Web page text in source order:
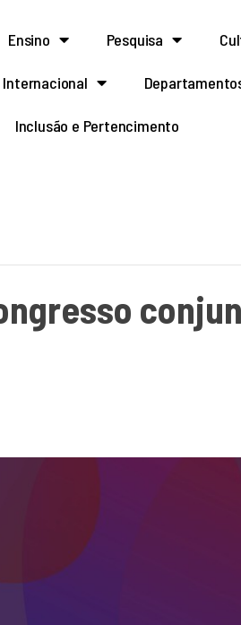
Ensino Pesquisa
Internacional
Inclusão e Pertencimento